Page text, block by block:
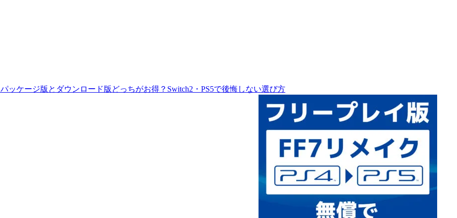
パッケージ版とダウンロード版どっちがお得？Switch2・PS5で後悔しない選び方